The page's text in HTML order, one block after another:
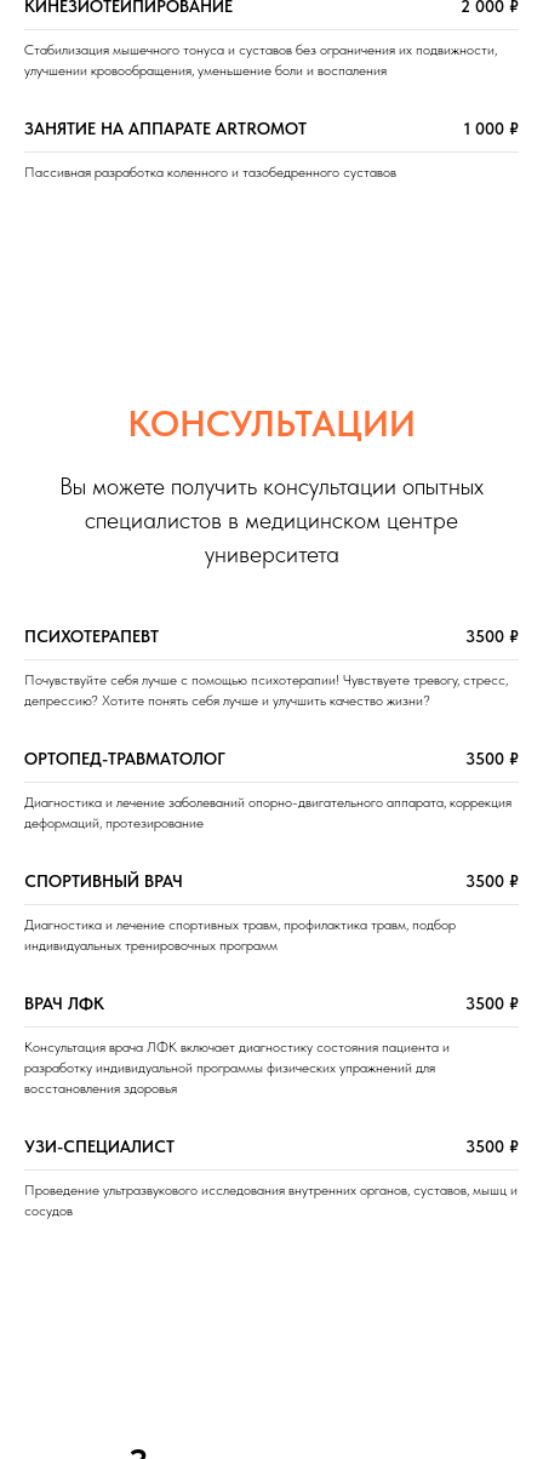
КИНЕЗИОТЕЙПИРОВАНИЕ 2 000 ₽
Стабилизация мышечного тонуса и суставов без ограничения их подвижности,
улучшении кровообращения, уменьшение боли и воспаления
ЗАНЯТИЕ НА АППАРАТЕ ARTROMOT 1 000 ₽
Пассивная разработка коленного и тазобедренного суставов
КОНСУЛЬТАЦИИ
Вы можете получить консультации опытных
специалистов в медицинском центре
университета
ПСИХОТЕРАПЕВТ 3500 ₽
Почувствуйте себя лучше с помощью психотерапии! Чувствуете тревогу, стресс,
депрессию? Хотите понять себя лучше и улучшить качество жизни?
ОРТОПЕД-ТРАВМАТОЛОГ 3500 ₽
Диагностика и лечение заболеваний опорно-двигательного аппарата, коррекция
деформаций, протезирование
СПОРТИВНЫЙ ВРАЧ 3500 ₽
Диагностика и лечение спортивных травм, профилактика травм, подбор
индивидуальных тренировочных программ
ВРАЧ ЛФК 3500 ₽
Консультация врача ЛФК включает диагностику состояния пациента и
разработку индивидуальной программы физических упражнений для
восстановления здоровья
УЗИ-СПЕЦИАЛИСТ 3500 ₽
Проведение ультразвукового исследования внутренних органов, суставов, мышц и
сосудов